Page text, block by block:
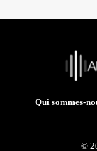
Qui sommes-
©